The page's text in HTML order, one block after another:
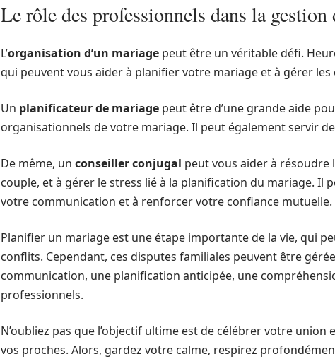
Le rôle des professionnels dans la
L’organisation d’un mariage peut être un véritable défi.
qui peuvent vous aider à planifier votre mariage et à gérer
Un planificateur de mariage peut être d’une grande aide
organisationnels de votre mariage. Il peut également servir
De même, un conseiller conjugal peut vous aider à
couple, et à gérer le stress lié à la planification du mariage. Il
votre communication et à renforcer votre confiance mutuelle.
Planifier un mariage est une étape importante de la vie, qui
conflits. Cependant, ces disputes familiales peuvent être
communication, une planification anticipée, une
professionnels.
N’oubliez pas que l’objectif ultime est de célébrer votre
vos proches. Alors, gardez votre calme, respirez